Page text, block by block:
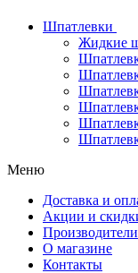
Шпатлевки
Жидкие
Меню
Доставка и
Акции и
Производители
О магазине
Контакты